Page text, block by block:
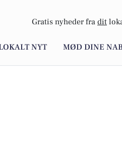
Gratis nyheder fra dit
NYT MØD DINE